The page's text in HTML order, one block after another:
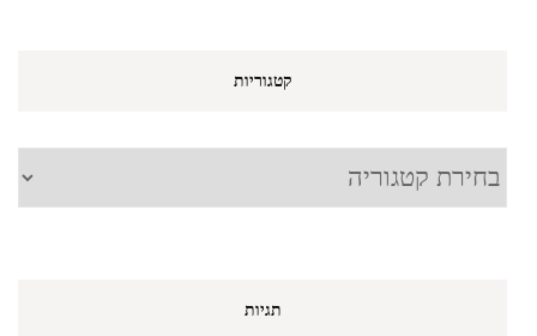
קטגוריות
קטגוריות
תגיות